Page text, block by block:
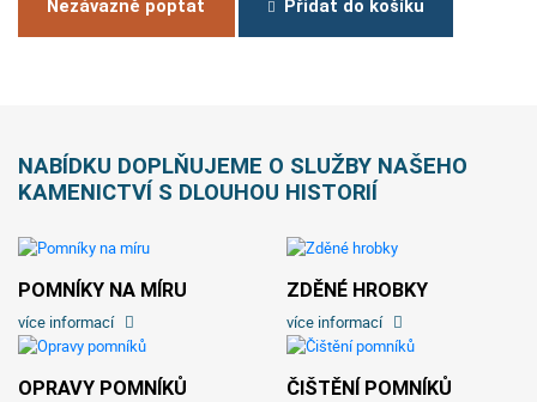
Nezávazně poptat Přidat do košíku
NABÍDKU DOPLŇUJEME O SLUŽBY NAŠEHO
KAMENICTVÍ S DLOUHOU HISTORIÍ
POMNÍKY NA MÍRU
více informací
ZDĚNÉ HROBKY
více informací
OPRAVY POMNÍKŮ ČIŠTĚNÍ POMNÍKŮ